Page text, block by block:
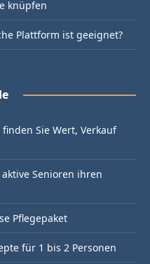
knüpfen
Plattform ist geeignet?
Sie Wert, Verkauf
Senioren ihren
Pflegepaket
für 1 bis 2 Personen